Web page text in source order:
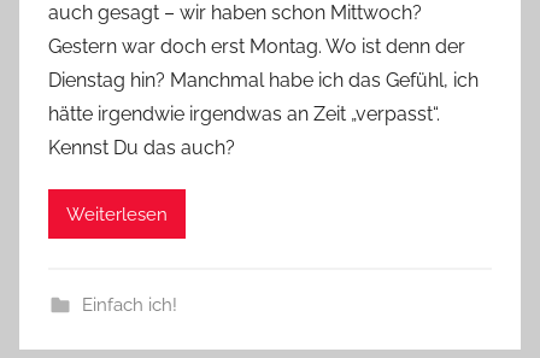
n
e
auch gesagt – wir haben schon Mittwoch?
Gestern war doch erst Montag. Wo ist denn der
Dienstag hin? Manchmal habe ich das Gefühl, ich
hätte irgendwie irgendwas an Zeit „verpasst“.
Kennst Du das auch?
Weiterlesen
Einfach ich!